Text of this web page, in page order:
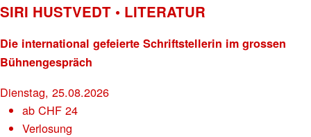
SIRI HUSTVEDT • LITERATUR
Die international gefeierte Schriftstellerin im grossen
Bühnengespräch
Dienstag, 25.08.2026
abCHF 24
Verlosung